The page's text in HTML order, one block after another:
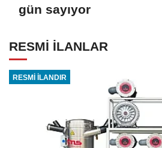
gün sayıyor
RESMİ İLANLAR
RESMİ İLANDIR